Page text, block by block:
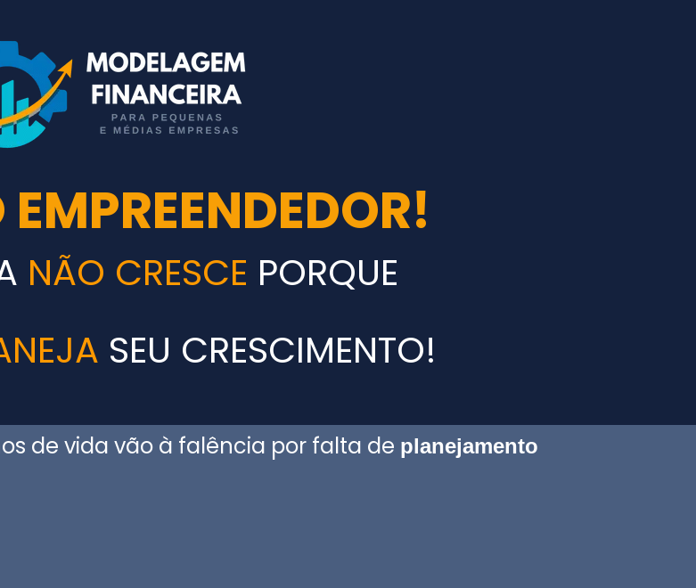
NÃO CRESCE PORQUE
SEU CRESCIMENTO!
de vida vão à falência por falta de planejamento